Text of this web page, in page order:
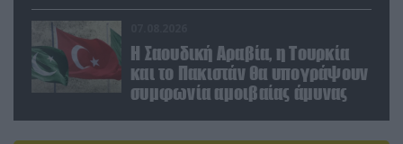
Η Σαουδική Αραβία, η Τουρκία
και το Πακιστάν θα υπογράψουν
συμφωνία αμοιβαίας άμυνας